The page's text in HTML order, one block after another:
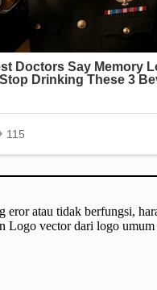
eror atau tidak berfungsi,
Logo vector dari logo